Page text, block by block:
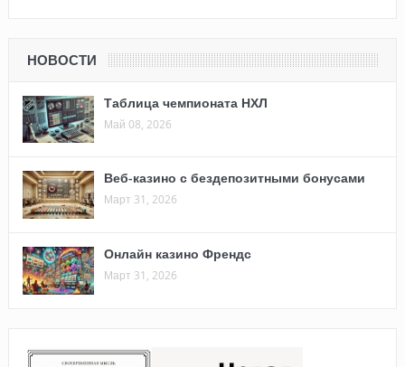
НОВОСТИ
Таблица чемпионата НХЛ
Май 08, 2026
Веб-казино с бездепозитными бонусами
Март 31, 2026
Онлайн казино Френдс
Март 31, 2026